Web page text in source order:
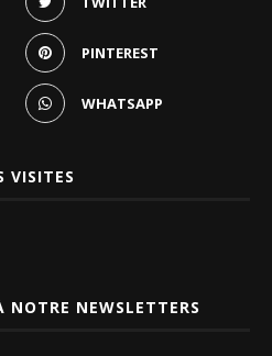
PINTEREST
WHATSAPP
VISITES
NEWSLETTERS